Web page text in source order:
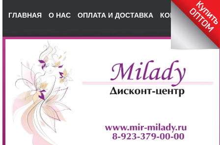
ГЛАВНАЯ О НАС ОПЛАТА И ДОСТАВКА КОНТАКТЫ